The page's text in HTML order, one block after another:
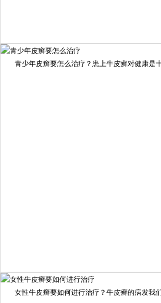
我要咨询我要预约
擅长：住院部主任 【个人简介】 肖建华，成都银康
我要咨询 我要预约
青少年皮癣要怎么治疗？患上牛皮癣对健康是
女性牛皮癣要如何进行治疗？牛皮癣的病发我